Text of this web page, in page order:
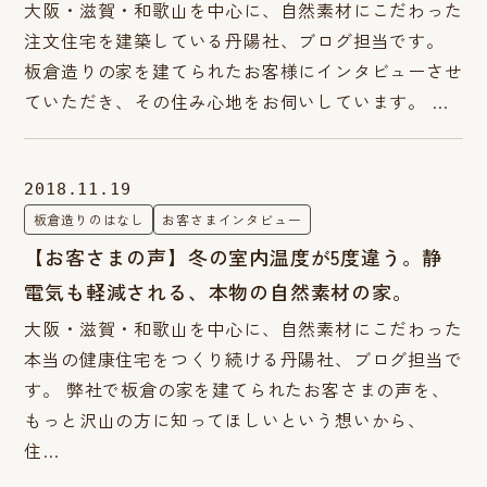
大阪・滋賀・和歌山を中心に、自然素材にこだわった
注文住宅を建築している丹陽社、ブログ担当です。
板倉造りの家を建てられたお客様にインタビューさせ
ていただき、その住み心地をお伺いしています。 …
2018.11.19
板倉造りのはなし お客さまインタビュー
【お客さまの声】冬の室内温度が5度違う。静
電気も軽減される、本物の自然素材の家。
大阪・滋賀・和歌山を中心に、自然素材にこだわった
本当の健康住宅をつくり続ける丹陽社、ブログ担当で
す。 弊社で板倉の家を建てられたお客さまの声を、
もっと沢山の方に知ってほしいという想いから、
住…